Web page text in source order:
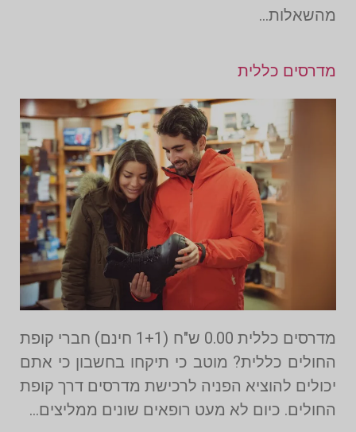
מהשאלות…
מדרסים כללית
מדרסים כללית 0.00 ש"ח (1+1 חינם) חברי קופת
החולים כללית? מוטב כי תיקחו בחשבון כי אתם
יכולים להוציא הפניה לרכישת מדרסים דרך קופת
החולים. כיום לא מעט רופאים שונים ממליצים…